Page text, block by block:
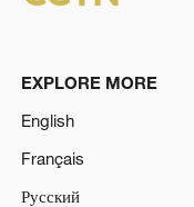
EXPLORE MORE
English
Français
Русский